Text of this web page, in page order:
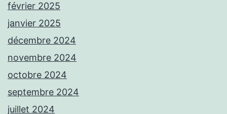
février 2025
janvier 2025
décembre 2024
novembre 2024
octobre 2024
septembre 2024
juillet 2024